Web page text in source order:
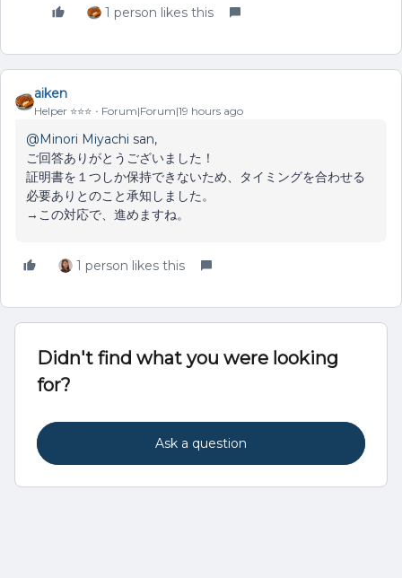
1 person likes this
aiken
Helper ⭐️⭐️⭐️ Forum|Forum|19 hours ago
@Minori Miyachi san,
ご回答ありがとうございました！
証明書を１つしか保持できないため、タイミングを合わせる
必要ありとのこと承知しました。
→この対応で、進めますね。
1 person likes this
Didn't find what you were looking
for?
Ask a question